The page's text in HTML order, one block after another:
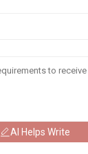
AI Helps Write